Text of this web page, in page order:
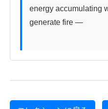
energy accumulating
generate fire —